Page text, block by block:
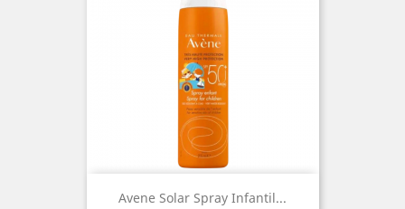
Avene Solar Spray Infantil...